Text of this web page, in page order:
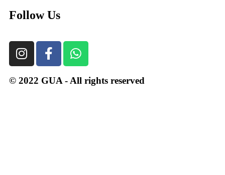
Follow Us
© 2022 GUA - All rights reserved